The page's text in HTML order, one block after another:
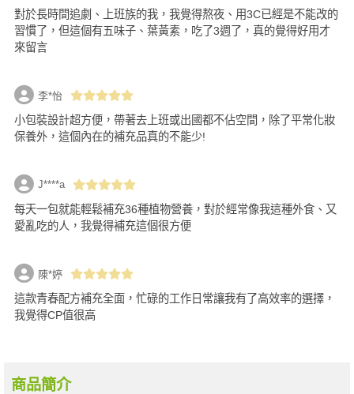
對於長時間追劇、上班族的我，我覺得熬夜、用3C已經是不能改的
習慣了，但這個有五味子、葉黃素，吃了3週了，真的覺得好用才
來留言
李*怡
小包裝設計超方便，帶著去上班或出國都不佔空間，除了平常化妝
保養外，這個內在的補充品真的不能少!
J****a
每天一包就能輕鬆補充36種植物營養，對於經常像我這種外食、又
愛亂吃的人，我覺得補充這個很方便
陳*婷
這款青春配方補充全面，忙碌的工作日常讓我有了高效率的選擇，
我覺得CP值很高
商品簡介